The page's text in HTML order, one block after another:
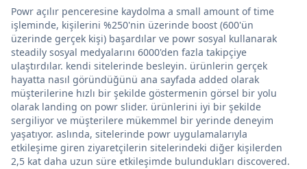
Powr açılır penceresine kaydolma a small amount of time
işleminde, kişilerini %250'nin üzerinde boost (600'ün
üzerinde gerçek kişi) başardılar ve powr sosyal kullanarak
steadily sosyal medyalarını 6000'den fazla takipçiye
ulaştırdılar. kendi sitelerinde besleyin. ürünlerin gerçek
hayatta nasıl göründüğünü ana sayfada added olarak
müşterilerine hızlı bir şekilde göstermenin görsel bir yolu
olarak landing on powr slider. ürünlerini iyi bir şekilde
sergiliyor ve müşterilere mükemmel bir yerinde deneyim
yaşatıyor. aslında, sitelerinde powr uygulamalarıyla
etkileşime giren ziyaretçilerin sitelerindeki diğer kişilerden
2,5 kat daha uzun süre etkileşimde bulundukları discovered.